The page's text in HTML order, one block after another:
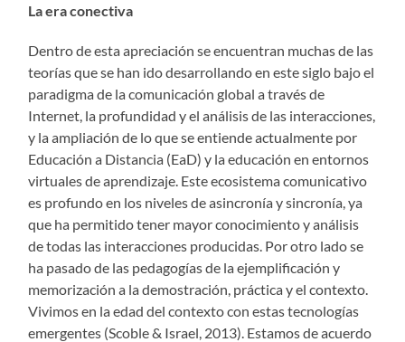
La era conectiva
Dentro de esta apreciación se encuentran muchas de las
teorías que se han ido desarrollando en este siglo bajo el
paradigma de la comunicación global a través de
Internet, la profundidad y el análisis de las interacciones,
y la ampliación de lo que se entiende actualmente por
Educación a Distancia (EaD) y la educación en entornos
virtuales de aprendizaje. Este ecosistema comunicativo
es profundo en los niveles de asincronía y sincronía, ya
que ha permitido tener mayor conocimiento y análisis
de todas las interacciones producidas. Por otro lado se
ha pasado de las pedagogías de la ejemplificación y
memorización a la demostración, práctica y el contexto.
Vivimos en la edad del contexto con estas tecnologías
emergentes (Scoble & Israel, 2013). Estamos de acuerdo